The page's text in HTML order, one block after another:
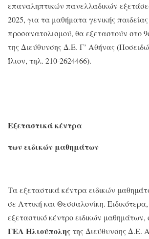
επαναληπτικών πανελλαδικών
2025, για τα μαθήματα γενικής
προσανατολισμού, θα εξεταστούν στο
της Διεύθυνσης Δ.Ε. Γ’ Αθήνας
Ίλιον, τηλ. 210-2624466).
Εξεταστικά κέντρα
των ειδικών μαθημάτων
Τα εξεταστικά κέντρα ειδικών
σε Αττική και Θεσσαλονίκη.
εξεταστικό κέντρο ειδικών μαθημάτων,
ΓΕΛ Ηλιούποληςτης Διεύθυνσης Δ.Ε.